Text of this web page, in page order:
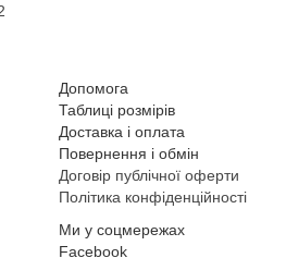
Допомога
Таблиці розмірів
Доставка і оплата
Повернення і обмін
Договір публічної оферти
Політика конфіденційності
Ми у соцмережах
Facebook